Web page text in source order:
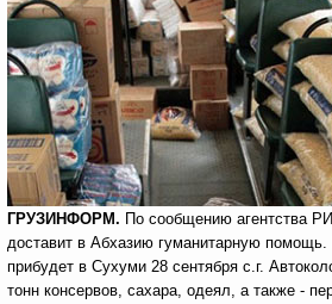
ГРУЗИНФОРМ. По сообщению агентства
доставит в Абхазию гуманитарную помощь.
прибудет в Сухуми 28 сентября с.г.
тонн консервов, сахара, одеял, а также -